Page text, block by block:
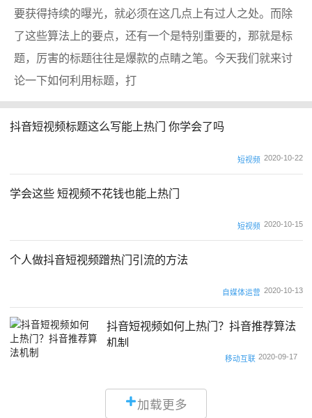
要获得持续的曝光，就必须在这几点上有过人之处。而除
了这些算法上的要点，还有一个是特别重要的，那就是标
题，厉害的标题往往是爆款的点睛之笔。今天我们就来讨
论一下如何利用标题，打
抖音短视频标题这么写能上热门 你学会了吗
短视频 2020-10-22
学会这些 短视频不花钱也能上热门
短视频 2020-10-15
个人做抖音短视频蹭热门引流的方法
自媒体运营 2020-10-13
抖音短视频如何上热门？抖音推荐算法
机制
移动互联 2020-09-17
加载更多